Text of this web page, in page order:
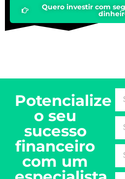
Quero investir com
Potencialize
o seu
sucesso
financeiro
com um